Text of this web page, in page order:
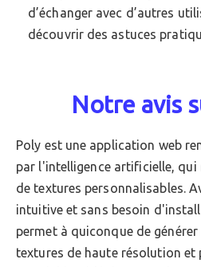
d’échanger avec d’autres
découvrir des astuces
Notre avis
Poly est une application web
par l'intelligence artificielle,
de textures personnalisables.
intuitive et sans besoin
permet à quiconque de
textures de haute résolution et